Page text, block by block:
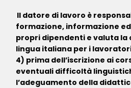
Il datore di lavoro è
formazione, informazione
propri dipendenti e valuta la
lingua italiana per i
4) prima dell’iscrizione ai
eventuali difficoltà
l’adeguamento della